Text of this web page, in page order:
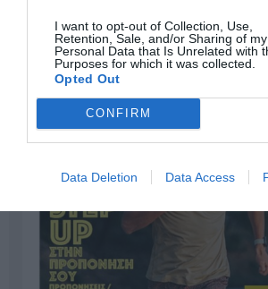
I want to opt-out of Collection, Use,
Retention, Sale, and/or Sharing of my
Personal Data that Is Unrelated with
Purposes for which it was collected.
Opted Out
CONFIRM
Data Deletion Data Access